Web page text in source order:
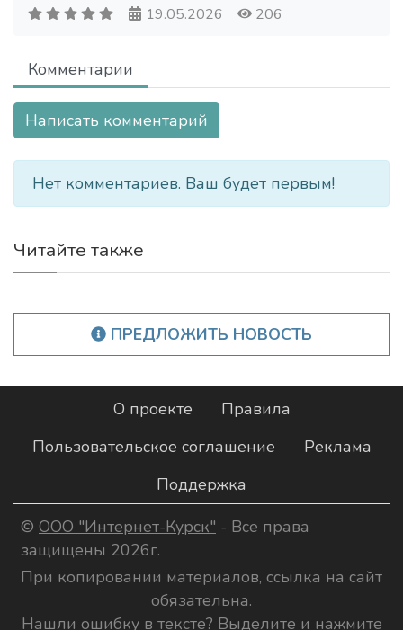
19.05.2026 206
Комментарии
Написать комментарий
Нет комментариев. Ваш будет первым!
Читайте также
ПРЕДЛОЖИТЬ НОВОСТЬ
О проекте
Правила
Пользовательское соглашение
Реклама
Поддержка
© ООО "Интернет-Курск" - Все права
защищены 2026г.
При копировании материалов, ссылка на сайт
обязательна.
Нашли ошибку в тексте? Выделите и нажмите